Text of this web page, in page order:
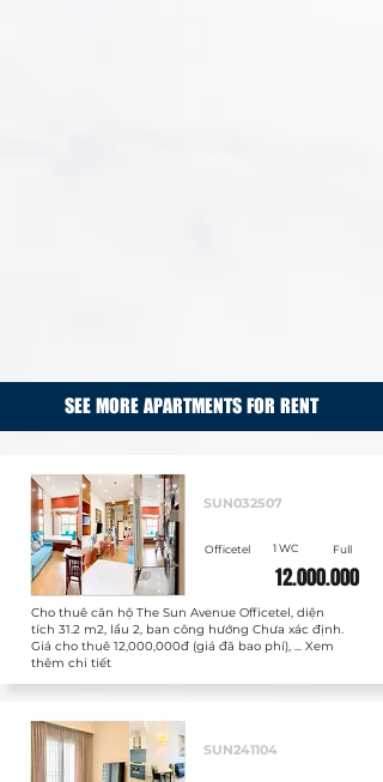
SEE MORE APARTMENTS FOR RENT
SUN032507
Officetel 1 WC Full
12.000.000
Cho thuê căn hộ The Sun Avenue Officetel, diện
tích 31.2 m2, lầu 2, ban công hướng Chưa xác định.
Giá cho thuê 12,000,000đ (giá đã bao phí), ... Xem
thêm chi tiết
SUN241104